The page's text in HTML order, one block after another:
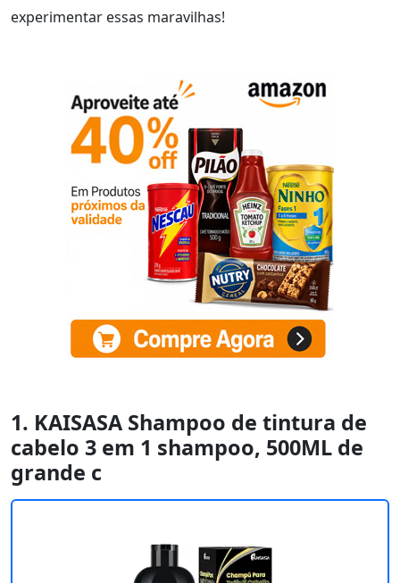
experimentar essas maravilhas!
1. KAISASA Shampoo de tintura de
cabelo 3 em 1 shampoo, 500ML de
grande c